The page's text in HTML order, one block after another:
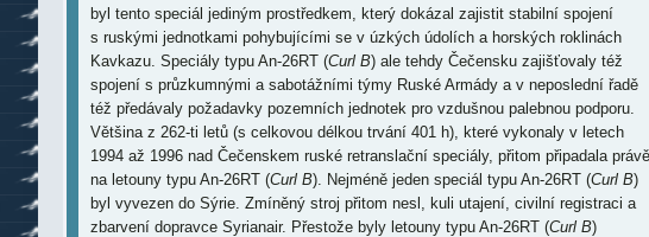
byl tento speciál jediným prostředkem, který dokázal zajistit stabilní spojení
s ruskými jednotkami pohybujícími se v úzkých údolích a horských roklinách
Kavkazu. Speciály typu An-26RT (Curl B) ale tehdy Čečensku zajišťovaly též
spojení s průzkumnými a sabotážními týmy Ruské Armády a v neposlední řadě
též předávaly požadavky pozemních jednotek pro vzdušnou palebnou podporu.
Většina z 262-ti letů (s celkovou délkou trvání 401 h), které vykonaly v letech
1994 až 1996 nad Čečenskem ruské retranslační speciály, přitom připadala právě
na letouny typu An-26RT (Curl B). Nejméně jeden speciál typu An-26RT (Curl B)
byl vyvezen do Sýrie. Zmíněný stroj přitom nesl, kuli utajení, civilní registraci a
zbarvení dopravce Syrianair. Přestože byly letouny typu An-26RT (Curl B)